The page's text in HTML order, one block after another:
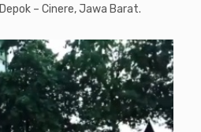
– Cinere, Jawa Barat.